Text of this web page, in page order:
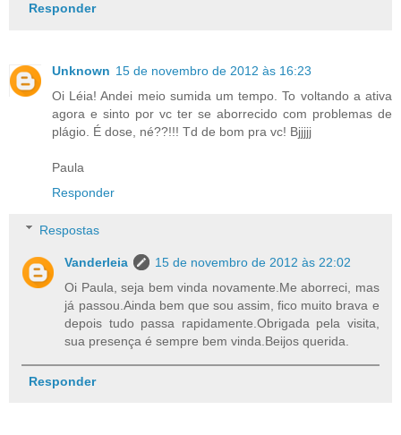
Responder
Unknown 15 de novembro de 2012 às 16:23
Oi Léia! Andei meio sumida um tempo. To voltando a ativa
agora e sinto por vc ter se aborrecido com problemas de
plágio. É dose, né??!!! Td de bom pra vc! Bjjjjj
Paula
Responder
Respostas
Vanderleia
15 de novembro de 2012 às 22:02
Oi Paula, seja bem vinda novamente.Me aborreci, mas
já passou.Ainda bem que sou assim, fico muito brava e
depois tudo passa rapidamente.Obrigada pela visita,
sua presença é sempre bem vinda.Beijos querida.
Responder